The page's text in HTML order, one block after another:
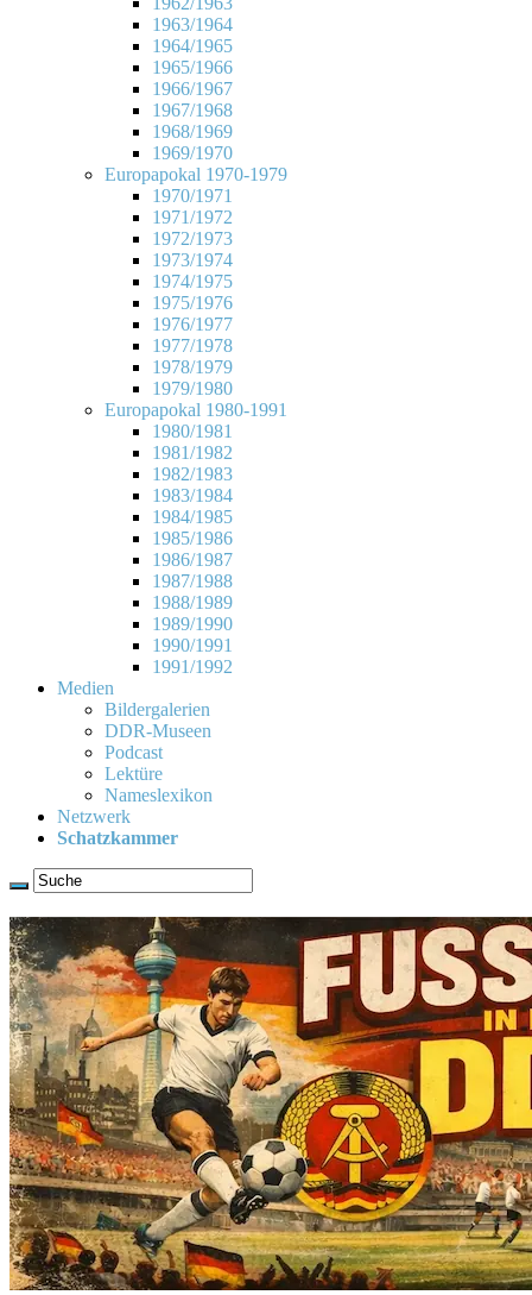
1963/1964
1964/1965
1965/1966
1966/1967
1967/1968
1968/1969
1969/1970
Europapokal 1970-1979
1970/1971
1971/1972
1972/1973
1973/1974
1974/1975
1975/1976
1976/1977
1977/1978
1978/1979
1979/1980
Europapokal 1980-1991
1980/1981
1981/1982
1982/1983
1983/1984
1984/1985
1985/1986
1986/1987
1987/1988
1988/1989
1989/1990
1990/1991
1991/1992
Medien
Bildergalerien
DDR-Museen
Podcast
Lektüre
Nameslexikon
Netzwerk
Schatzkammer